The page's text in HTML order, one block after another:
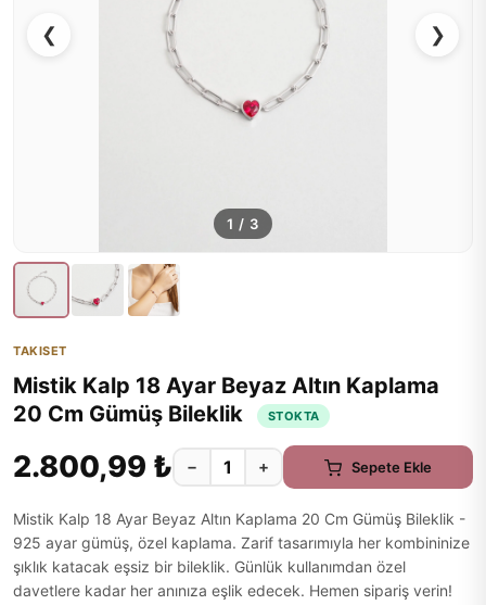
❮ ❯
1 / 3
TAKISET
Mistik Kalp 18 Ayar Beyaz Altın Kaplama
20 Cm Gümüş Bileklik
STOKTA
2.800,99 ₺ − + Sepete Ekle
Mistik Kalp 18 Ayar Beyaz Altın Kaplama 20 Cm Gümüş Bileklik -
925 ayar gümüş, özel kaplama. Zarif tasarımıyla her kombininize
şıklık katacak eşsiz bir bileklik. Günlük kullanımdan özel
davetlere kadar her anınıza eşlik edecek. Hemen sipariş verin!